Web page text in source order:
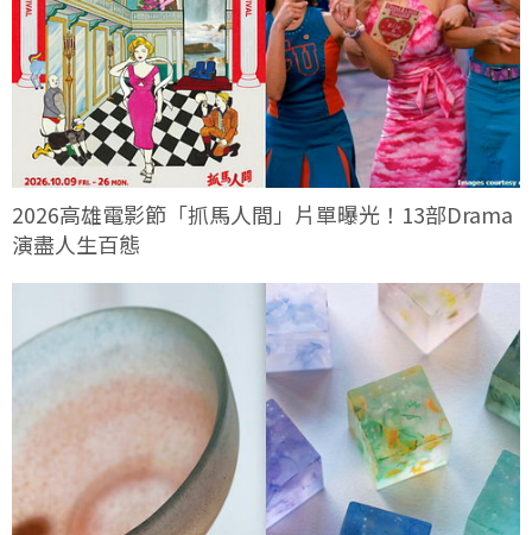
2026高雄電影節「抓馬人間」片單曝光！13部Drama
演盡人生百態